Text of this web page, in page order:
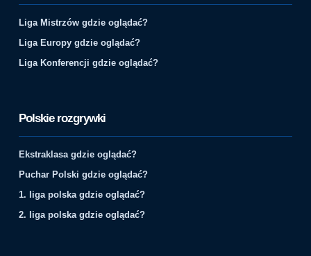
Liga Mistrzów gdzie oglądać?
Liga Europy gdzie oglądać?
Liga Konferencji gdzie oglądać?
Polskie rozgrywki
Ekstraklasa gdzie oglądać?
Puchar Polski gdzie oglądać?
1. liga polska gdzie oglądać?
2. liga polska gdzie oglądać?